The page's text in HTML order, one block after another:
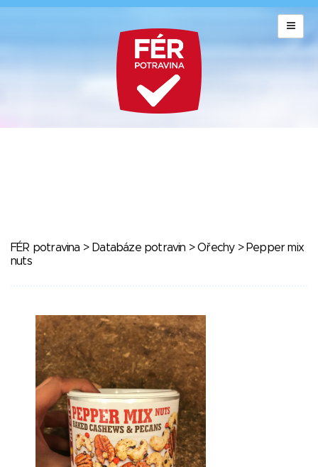
FÉR potravina > Databáze potravin >Ořechy> Pepper mix
nuts